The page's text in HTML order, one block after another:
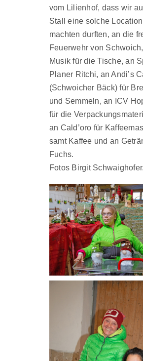
vom Lilienhof, dass wir
Stall eine solche Location
machten durften, an die
Feuerwehr von
Musik für die Tische, an
Planer Ritchi, an Andi’s
(Schwoicher Bäck) für
und Semmeln, an ICV
für die
an Cald’oro für
samt Kaffee und an
Fuchs.
Fotos Birgit Schwaighofer.